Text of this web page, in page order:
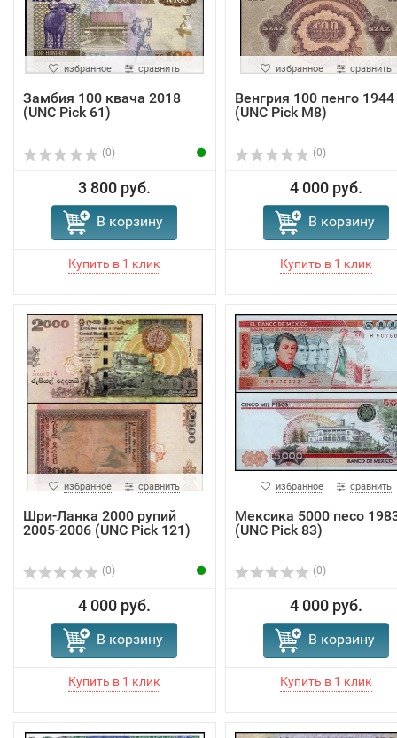
избранное сравнить
Замбия 100 квача 2018
(UNC Pick 61)
(0)
3 800 руб.
В корзину
избранное сравнить
Венгрия 100 пенго 1944
(UNC Pick M8)
(0)
4 000 руб.
В корзину
избранное сравнить
Шри-Ланка 2000 рупий
2005-2006 (UNC Pick 121)
(0)
4 000 руб.
В корзину
избранное сравнить
Мексика 5000 песо
(UNC Pick 83)
(0)
4 000 руб.
В корзину